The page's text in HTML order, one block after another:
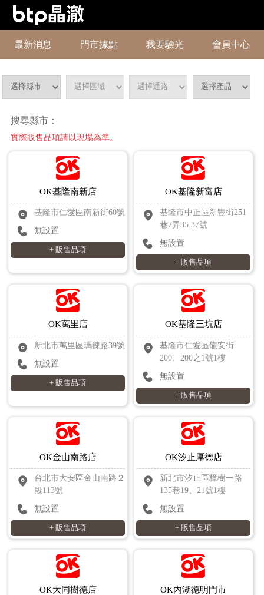
最新消息 門市據點 我要驗光 會員中心
搜尋縣市：
實際販售品項請以現場為準。
OK基隆南新店
基隆市仁愛區南新街60號
無設置
+ 販售品項
OK基隆新富店
基隆市中正區新豐街251
巷7弄35.37號
無設置
+ 販售品項
OK萬里店
新北市萬里區瑪鋉路39號
無設置
+ 販售品項
OK基隆三坑店
基隆市仁愛區龍安街
200、200之1號1樓
無設置
+ 販售品項
OK金山南路店
台北市大安區金山南路２
段113號
無設置
+ 販售品項
OK汐止厚德店
新北市汐止區樟樹一路
135巷19、21號1樓
無設置
+ 販售品項
OK大同樹德店 OK內湖德明門市